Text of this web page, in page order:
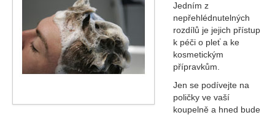
Jedním z
nepřehlédnutelných
rozdílů je jejich přístup
k péči o pleť a ke
kosmetickým
přípravkům.
Jen se podívejte na
poličky ve vaší
koupelně a hned bude